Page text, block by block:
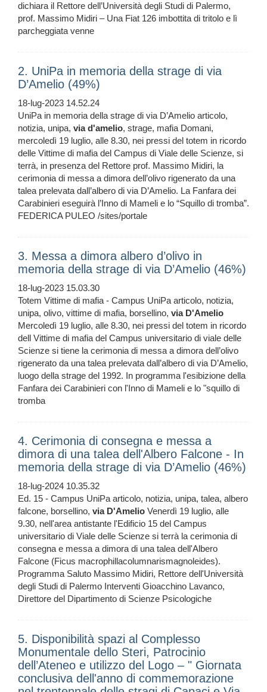
dichiara il Rettore dell’Università degli Studi di Palermo,
prof. Massimo Midiri – Una Fiat 126 imbottita di tritolo e lì
parcheggiata venne
2. UniPa in memoria della strage di via
D’Amelio (49%)
18-lug-2023 14.52.24
UniPa in memoria della strage di via D’Amelio articolo,
notizia, unipa, via d'amelio, strage, mafia Domani,
mercoledì 19 luglio, alle 8.30, nei pressi del totem in ricordo
delle Vittime di mafia del Campus di Viale delle Scienze, si
terrà, in presenza del Rettore prof. Massimo Midiri, la
cerimonia di messa a dimora dell’olivo rigenerato da una
talea prelevata dall’albero di via D’Amelio. La Fanfara dei
Carabinieri eseguirà l’Inno di Mameli e lo “Squillo di tromba”.
FEDERICA PULEO /sites/portale
3. Messa a dimora albero d’olivo in
memoria della strage di via D’Amelio (46%)
18-lug-2023 15.03.30
Totem Vittime di mafia - Campus UniPa articolo, notizia,
unipa, olivo, vittime di mafia, borsellino, via D'Amelio
Mercoledì 19 luglio, alle 8.30, nei pressi del totem in ricordo
dell Vittime di mafia del Campus universitario di viale delle
Scienze si tiene la cerimonia di messa a dimora dell’olivo
rigenerato da una talea prelevata dall’albero di via D’Amelio,
luogo della strage del 1992. In programma l'esibizione della
Fanfara dei Carabinieri con l'Inno di Mameli e lo "squillo di
tromba
4. Cerimonia di consegna e messa a
dimora di una talea dell'Albero Falcone - In
memoria della strage di via D’Amelio (46%)
18-lug-2024 10.35.32
Ed. 15 - Campus UniPa articolo, notizia, unipa, talea, albero
falcone, borsellino, via D'Amelio Venerdì 19 luglio, alle
9.30, nell'area antistante l'Edificio 15 del Campus
universitario di Viale delle Scienze si terrà la cerimonia di
consegna e messa a dimora di una talea dell'Albero
Falcone (Ficus macrophillacolumnarismagnoleides).
Programma Saluto Massimo Midiri, Rettore dell'Università
degli Studi di Palermo Interventi Gioacchino Lavanco,
Direttore del Dipartimento di Scienze Psicologiche
5. Disponibilità spazi al Complesso
Monumentale dello Steri, Patrocinio
dell’Ateneo e utilizzo del Logo – " Giornata
conclusiva dell'anno di commemorazione